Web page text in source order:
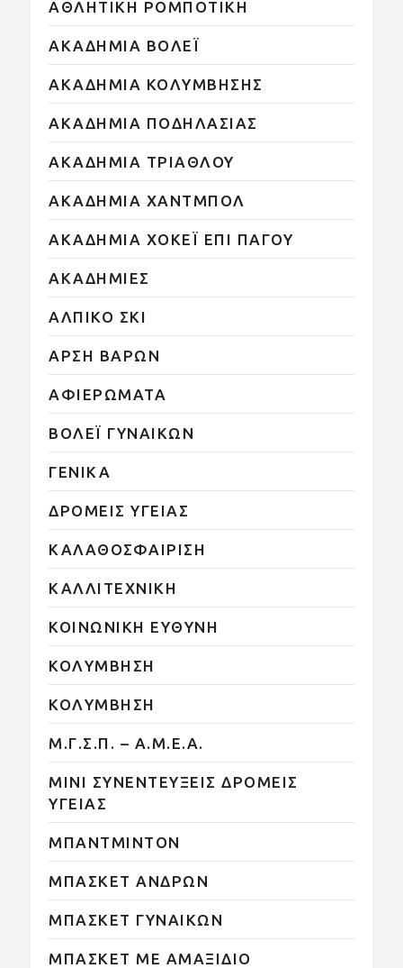
ΑΘΛΗΤΙΚΗ ΡΟΜΠΟΤΙΚΗ
ΑΚΑΔΗΜΙΑ ΒΟΛΕΪ
ΑΚΑΔΗΜΙΑ ΚΟΛΥΜΒΗΣΗΣ
ΑΚΑΔΗΜΙΑ ΠΟΔΗΛΑΣΙΑΣ
ΑΚΑΔΗΜΙΑ ΤΡΙΑΘΛΟΥ
ΑΚΑΔΗΜΙΑ ΧΑΝΤΜΠΟΛ
ΑΚΑΔΗΜΙΑ ΧΟΚΕΪ ΕΠΙ ΠΑΓΟΥ
ΑΚΑΔΗΜΙΕΣ
ΑΛΠΙΚΟ ΣΚΙ
ΑΡΣΗ ΒΑΡΩΝ
ΑΦΙΕΡΩΜΑΤΑ
ΒΟΛΕΪ ΓΥΝΑΙΚΩΝ
ΓΕΝΙΚΑ
ΔΡΟΜΕΙΣ ΥΓΕΙΑΣ
ΚΑΛΑΘΟΣΦΑΙΡΙΣΗ
ΚΑΛΛΙΤΕΧΝΙΚΗ
ΚΟΙΝΩΝΙΚΗ ΕΥΘΥΝΗ
ΚΟΛΥΜΒΗΣΗ
ΚΟΛΥΜΒΗΣΗ
Μ.Γ.Σ.Π. – Α.Μ.Ε.Α.
ΜΙΝΙ ΣΥΝΕΝΤΕΥΞΕΙΣ ΔΡΟΜΕΙΣ
ΥΓΕΙΑΣ
ΜΠΑΝΤΜΙΝΤΟΝ
ΜΠΑΣΚΕΤ ΑΝΔΡΩΝ
ΜΠΑΣΚΕΤ ΓΥΝΑΙΚΩΝ
ΜΠΑΣΚΕΤ ΜΕ ΑΜΑΞΙΔΙΟ